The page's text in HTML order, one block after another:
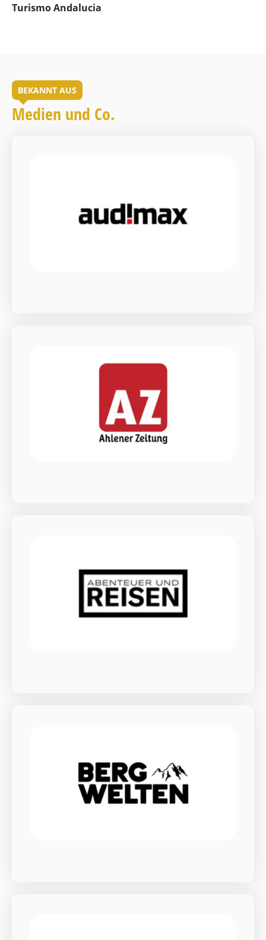
Turismo Andalucia
BEKANNT AUS
Medien und Co.